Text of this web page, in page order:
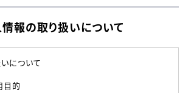
報の取り扱いについて
について
目的